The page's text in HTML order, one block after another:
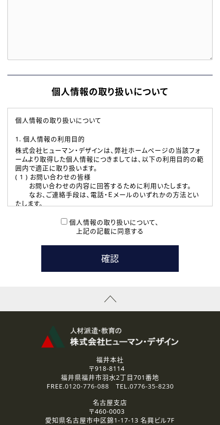
個人情報の取り扱いについて
個人情報の取り扱いについて
1. 個人情報の利用目的
株式会社ヒューマン・デザインは、弊社ホームページの当該フォ
ームより取得した個人情報につきましては、以下の利用目的の範
囲内で適正に取り扱います。
( 1 ) お問い合わせの皆様
お問い合わせの内容に回答するために利用いたします。
なお、ご連絡手段は、電話・Ｅメールのいずれかの方法とい
たします。
本登録に関するご連絡および本登録時の参考情報として利
たします。
( 3 ) スタッフ派遣を検討されている企業の皆様
お問い合わせの内容に回答するために利用いたします。
なお、ご連絡手段は、電話・Ｅメールのいずれかの方法とい
資料送付、受講相談に関するご連絡のために利用いたしま
その他、お問い合わせの内容に回答するために利用いたし
なお、ご連絡手段は、電話・Ｅメールのいずれかの方法とい
2.個人情報の第三者提供
ご提供いただいた個人情報は、法令等の規定に従う場合を除き、
3.個人情報の取り扱いの委託
弊社の定める個人情報保護の評価基準を満たした委託先に、個
個人情報の取り扱いについて、
上記の記載に同意する
福井本社
〒918-8114
福井県福井市羽水2丁目701番地
FREE.0120-776-088 TEL.0776-35-8230
名古屋支店
〒460-0003
愛知県名古屋市中区錦1-17-13 名興ビル7F